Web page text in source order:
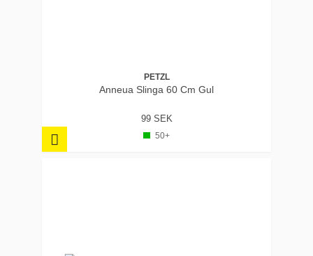
PETZL
Anneua Slinga 60 Cm Gul
99 SEK
50+